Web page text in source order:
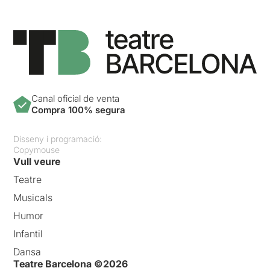
Canal oficial de venta
Compra 100% segura
Disseny i programació:
Copymouse
Vull veure
Teatre
Musicals
Humor
Infantil
Dansa
Teatre Barcelona ©2026